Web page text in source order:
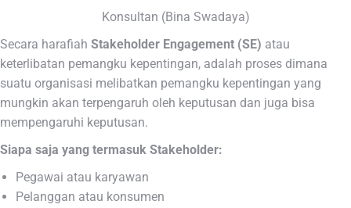
Konsultan (Bina Swadaya)
Secara harafiah Stakeholder Engagement (SE) atau
keterlibatan pemangku kepentingan, adalah proses dimana
suatu organisasi melibatkan pemangku kepentingan yang
mungkin akan terpengaruh oleh keputusan dan juga bisa
mempengaruhi keputusan.
Siapa saja yang termasuk Stakeholder:
Pegawai atau karyawan
Pelanggan atau konsumen